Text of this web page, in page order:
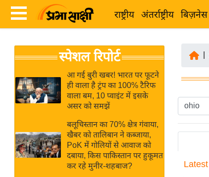
राष्ट्रीय अंतर्राष्ट्रीय बिज़नेस
News
Hindi
Live
ख
ब
र
अंतर्राष्ट्रीय
बिज़नेस
स्पेशल रिपोर्ट
आ गई बुरी खबर! भारत पर फूटने
ही वाला है ट्रंप का 100% टैरिफ
वाला बम, 10 प्वाइंट में इसके
असर को समझें
बलूचिस्तान का 70% क्षेत्र गंवाया,
खैबर को तालिबान ने कब्जाया,
PoK में गोलियों से आवाज को
दबाया, किस पाकिस्तान पर हुकूमत
कर रहे मुनीर-शहबाज?
Latest